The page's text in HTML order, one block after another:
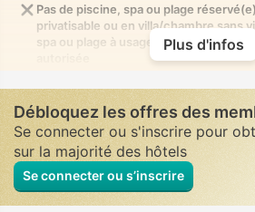
Pas de piscine, spa ou plage
privatisable ou en villa/chambre sans
spa ou plage à usage mixte où la
Plus d'infos
Débloquez les offres des
Se connecter ou s'inscrire pour
sur la majorité des hôtels
Se connecter ou s’inscrire